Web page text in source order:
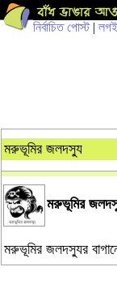
নির্বাচিত পোস্ট|
মরুভূমির জলদস্যু
মরুভূমির
মরুভূমির জলদস্যুর